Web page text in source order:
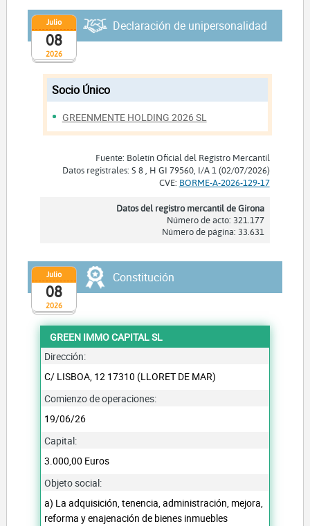
2026
Julio
08
Declaración de unipersonalidad
Socio Único
GREENMENTE HOLDING 2026 SL
Fuente: Boletín Oficial del Registro Mercantil
Datos registrales: S 8 , H GI 79560, I/A 1 (02/07/2026)
CVE: BORME-A-2026-129-17
Datos del registro mercantil de Girona
Número de acto: 321.177
Número de página: 33.631
2026
Julio
08
Constitución
GREEN IMMO CAPITAL SL
Dirección:
C/ LISBOA, 12 17310 (LLORET DE MAR)
Comienzo de operaciones:
19/06/26
Capital:
3.000,00 Euros
Objeto social:
a) La adquisición, tenencia, administración, mejora,
reforma y enajenación de bienes inmuebles